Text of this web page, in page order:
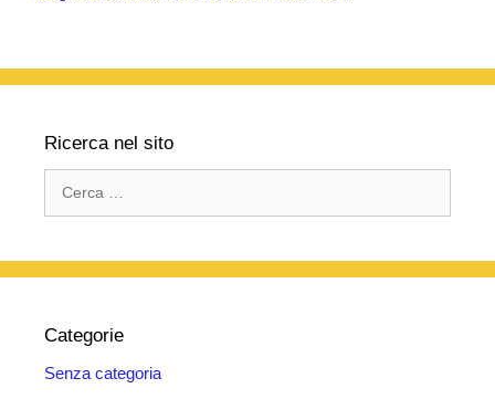
Ricerca nel sito
per:
Categorie
Senza categoria